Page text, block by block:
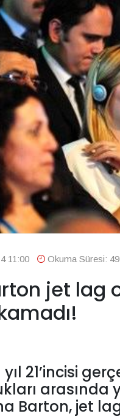
11:00 Okuma Süresi:
jet lag
21’incisi
Barton, jet